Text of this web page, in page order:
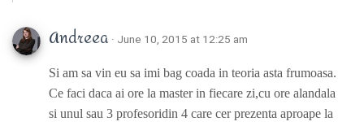
Andreea · June 10, 2015 at 12:25 am
Si am sa vin eu sa imi bag coada in teoria asta frumoasa.
Ce faci daca ai ore la master in fiecare zi,cu ore alandala
si unul sau 3 profesoridin 4 care cer prezenta aproape la